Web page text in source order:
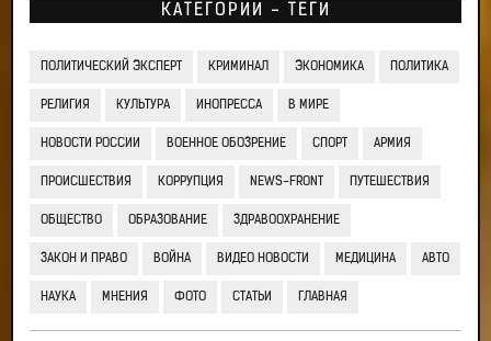
КАТЕГОРИИ - ТЕГИ
ПОЛИТИЧЕСКИЙ ЭКСПЕРТ КРИМИНАЛ ЭКОНОМИКА ПОЛИТИКА
РЕЛИГИЯ КУЛЬТУРА ИНОПРЕССА В МИРЕ
НОВОСТИ РОССИИ ВОЕННОЕ ОБОЗРЕНИЕ СПОРТ АРМИЯ
ПРОИСШЕСТВИЯ КОРРУПЦИЯ NEWS-FRONT ПУТЕШЕСТВИЯ
ОБЩЕСТВО ОБРАЗОВАНИЕ ЗДРАВООХРАНЕНИЕ
ЗАКОН И ПРАВО ВОЙНА ВИДЕО НОВОСТИ МЕДИЦИНА АВТО
НАУКА МНЕНИЯ ФОТО СТАТЬИ ГЛАВНАЯ